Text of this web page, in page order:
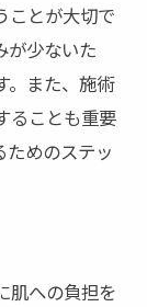
ことが大切で
が少ないた
。また、施術
ることも重要
ためのステッ
肌への負担を